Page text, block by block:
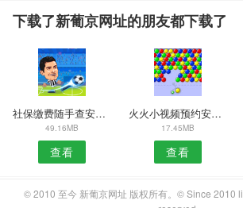
下载了新葡京网址的朋友都下载了
社保缴费随手查安卓版
49.16MB
查看
火火小视频预约安卓版
17.45MB
查看
© 2010 至今 新葡京网址 版权所有。© Since 2010